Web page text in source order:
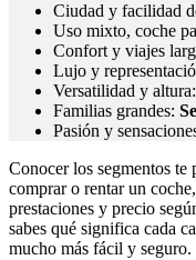
Ciudad y facilidad
Uso mixto, coche
Confort y viajes
Lujo y
Versatilidad y altura:
Familias grandes:
Pasión y
Conocer los segmentos
comprar o rentar un
prestaciones y precio
sabes qué significa cada
mucho más fácil y seguro.